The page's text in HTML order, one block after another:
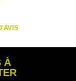
À